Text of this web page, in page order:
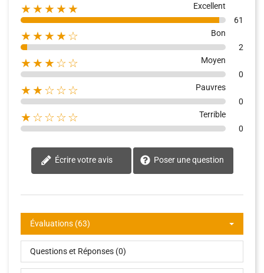
★★★★★
Excellent
61
★★★★☆
Bon
2
★★★☆☆
Moyen
0
★★☆☆☆
Pauvres
0
★☆☆☆☆
Terrible
0
Écrire votre avis Poser une question
Évaluations (63)
Questions et Réponses (0)